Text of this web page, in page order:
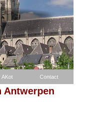
AKot Contact
Antwerpen